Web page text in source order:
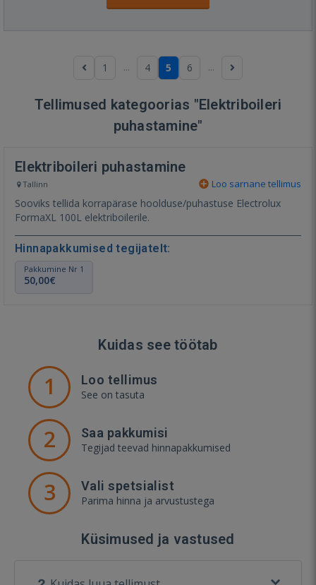
1 ... 4 5 6 ...
Tellimused kategoorias "Elektriboileri
puhastamine"
Elektriboileri puhastamine
Tallinn Loo sarnane tellimus
Sooviks tellida korrapärase hoolduse/puhastuse Electrolux
FormaXL 100L elektriboilerile.
Hinnapakkumised tegijatelt:
Pakkumine Nr 1
50,00€
Kuidas see töötab
1 Loo tellimus
See on tasuta
2 Saa pakkumisi
Tegijad teevad hinnapakkumised
3 Vali spetsialist
Parima hinna ja arvustustega
Küsimused ja vastused